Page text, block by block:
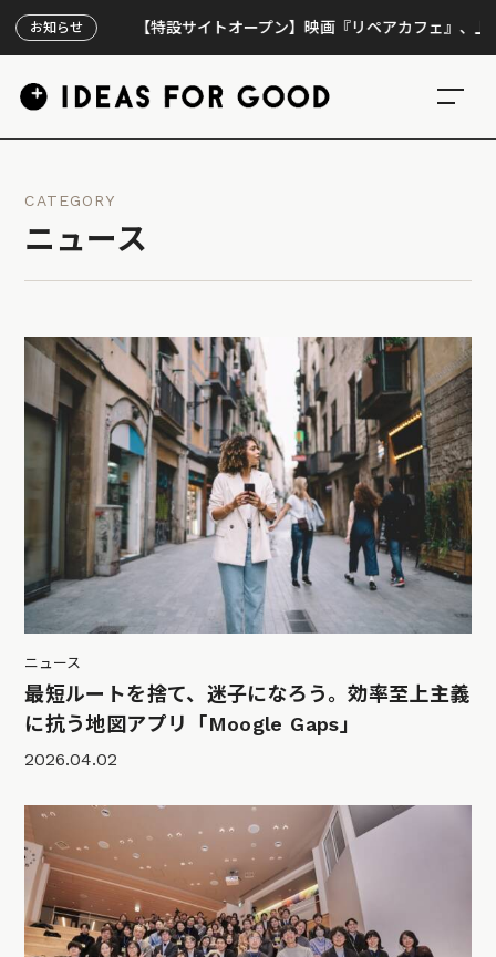
お知らせ【特設サイトオープン】映画『リペアカフェ』、上映300回
CATEGORY
ニュース
ニュース
最短ルートを捨て、迷子になろう。効率至上主義
に抗う地図アプリ「Moogle Gaps」
2026.04.02